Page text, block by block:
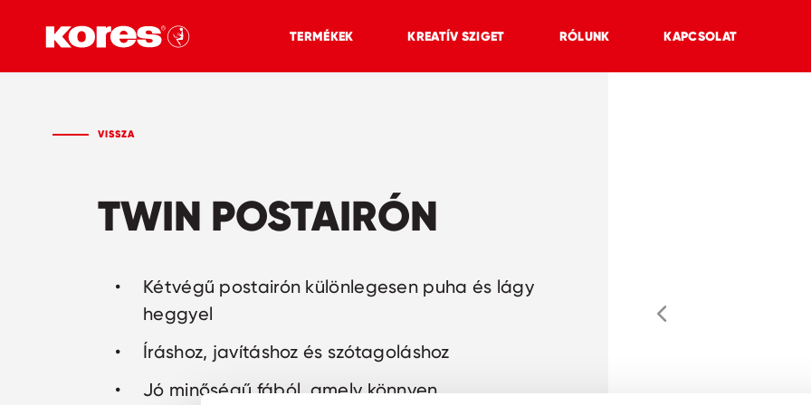
TERMÉKEK KREATÍV SZIGET RÓLUNK KAPCSOLAT
VISSZA
TWIN POSTAIRÓN
Kétvégű postairón különlegesen puha és lágy
heggyel
Íráshoz, javításhoz és szótagoláshoz
Jó minőségű fából, amely könnyen